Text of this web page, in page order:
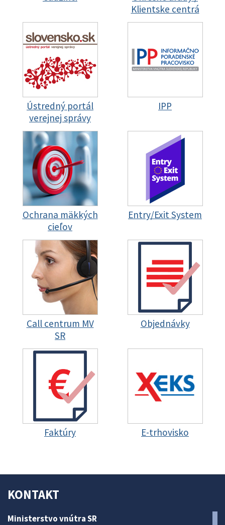
Klientske centrá
Ústredný portál
verejnej správy
IPP
Ochrana mäkkých
cieľov
Entry/Exit System
Call centrum MV
SR
Objednávky
Faktúry E-trhovisko
KONTAKT
Ministerstvo vnútra SR